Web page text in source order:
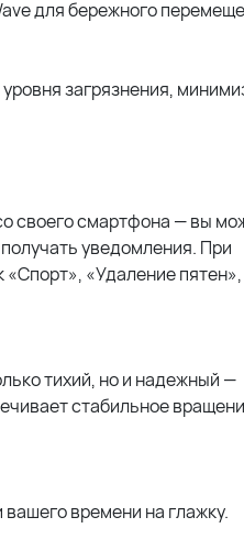
для бережного
загрязнения,
своего смартфона — вы
уведомления. При
«Удаление
тихий, но и надежный —
стабильное
времени на глажку.